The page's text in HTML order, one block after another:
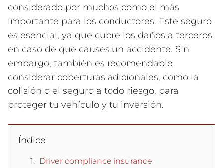
considerado por muchos como el más
importante para los conductores. Este seguro
es esencial, ya que cubre los daños a terceros
en caso de que causes un accidente. Sin
embargo, también es recomendable
considerar coberturas adicionales, como la
colisión o el seguro a todo riesgo, para
proteger tu vehículo y tu inversión.
Índice
Driver compliance insurance